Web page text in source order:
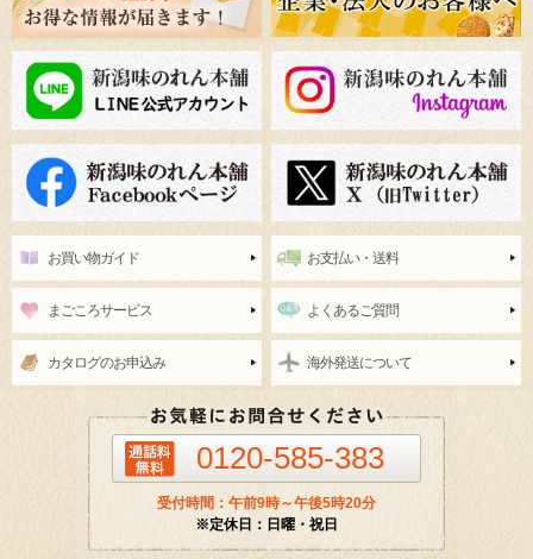
お買い物ガイド お支払い・送料
まごころサービス よくあるご質問
カタログのお申込み 海外発送について
0120-585-383
受付時間：午前9時～午後5時20分
※定休日：日曜・祝日